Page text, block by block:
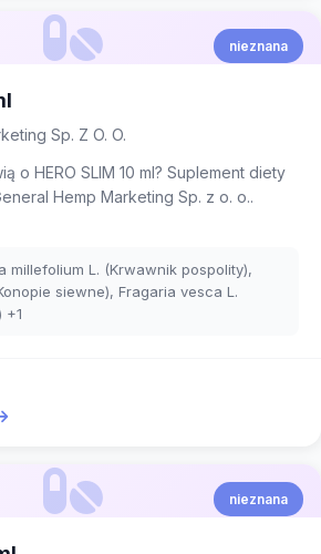
nieznana
Sp. Z O. O.
o HERO SLIM 10 ml? Suplement diety
Hemp Marketing Sp. z o. o..
millefolium L. (Krwawnik pospolity),
siewne), Fragaria vesca L.
+1
nieznana